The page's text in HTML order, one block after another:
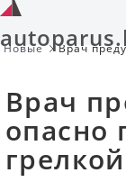
Новые
Врач
Врач
опасно
грелкой